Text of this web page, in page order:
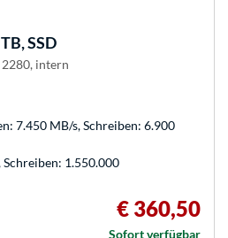
SSD
2280, intern
7.450 MB/s, Schreiben: 6.900
Schreiben: 1.550.000
€ 360,50
Sofort verfügbar